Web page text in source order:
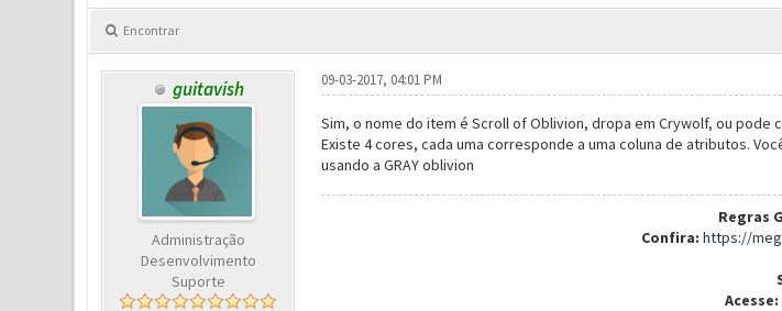
Encontrar
guitavish
Administração
Desenvolvimento
Suporte
09-03-2017, 04:01 PM
Sim, o nome do item é Scroll of Oblivion, dropa em Crywolf, ou pode
Existe 4 cores, cada uma corresponde a uma coluna de atributos.
usando a GRAY oblivion
Regras
Confira:https://
Acesse: